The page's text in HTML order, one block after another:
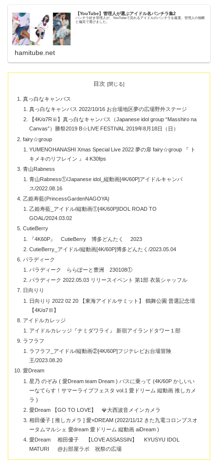
【YouTube】管理人が選ぶアイドル名パンチラ集2
パンチラ好き管理人が、YouTubeで見れるアイドルのパンチラを厳選。管理人の独断
と偏見で選びました。
hamitube.net
目次
真っ白なキャンバス
真っ白なキャンバス 2022/10/16 お台場地区夢の広場野外ステージ
【4K/α7Rⅲ】真っ白なキャンバス（Japanese idol group “Masshiro na
Canvas”）勝祭2019 B☆LIVE FESTIVAL 2019年8月18日（日）
fairy☆group
YUMENOHANASHI Xmas Special Live 2022 夢の扉 fairy☆group 『 ト
キメキのリフレイン 』４K30fps
青山Rabness
青山Rabness①/Japanese idol_縦動画[4K/60P]アイドルキャンパ
ス/2022.08.16
乙姫寿藍(PrincessGardenNAGOYA)
乙姫寿藍_アイドル/縦動画①[4K/60P]IDOL ROAD TO
GOAL/2024.03.02
CutieBerry
『4K60P』 CutieBerry 博多どんたく 2023
CutieBerry_アイドル/縦動画[4K/60P]博多どんたく/2023.05.04
パラディーク
パラディーク ららぽーと豊洲 230108①
パラディーク 2022.05.03 リリースイベント 第1部 衣装シャッフル
日向りり
日向りり 2022 02 20 【東海アイドルサミット】 鶴舞公園 普選記念壇
【4K/α7Ⅲ】
アイドルカレッジ
アイドルカレッジ『ナミダワライ』 新宿アイランドタワー１部
ラフラフ
ラフラフ_アイドル/縦動画②[4K/60P]フジテレビお台場冒険
王/2023.08.20
愛Dream
星乃 のぞみ ( 愛Dream team Dream ) バスに乗って (4K/60P かしいい
ーなてらす！サマーライブフェスタ vol.1 愛ドリーム 縦動画 推しカメ
ラ )
愛Dream 【GO TO LOVE】 💎大西波音メインカメラ
相田優子 [ 推しカメラ ] 愛×DREAM (2022/11/12 きた九電コロンブスオ
ータムマルシェ 愛dream 愛ドリーム 縦動画 aiDream )
愛Dream 相田優子 【LOVE ASSASSIN】 KYUSYU IDOL
MATURI @お部屋ラボ 祝祭の広場